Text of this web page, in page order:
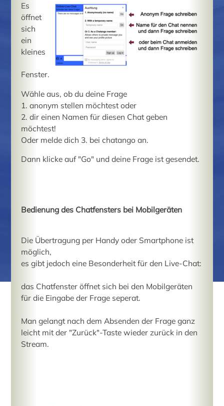
Es
öffnet
sich
ein
kleines
Fenster.
Wähle aus, ob du deine Frage
1. anonym stellen möchtest oder
2. dir einen Namen für diesen Chat geben
möchtest!
Oder melde dich 3. bei chatango an.
Dann klicke auf "Go" und deine Frage ist gesendet.
Bedienung des Chatfensters bei Mobilgeräten
Die Übertragung per Handy oder Smartphone ist
möglich,
es gibt jedoch eine Besonderheit für den Live-Chat:
das Chatfenster öffnet sich bei den Mobilgeräten
für die Eingabe der Frage seperat.
Man gelangt nach dem Absenden der Frage ganz
leicht mit der "Zurück"-Taste wieder zurück in den
Stream.